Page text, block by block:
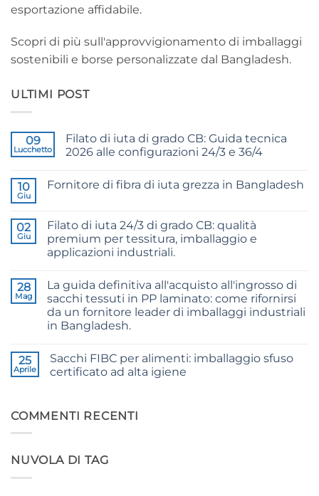
esportazione affidabile.
Scopri di più sull'approvvigionamento di imballaggi
sostenibili e borse personalizzate dal Bangladesh.
ULTIMI POST
09
Lucchetto
Filato di iuta di grado CB: Guida tecnica
2026 alle configurazioni 24/3 e 36/4
su
Yarn:
The
Technical
2026
Guide
and
36/4
Configurations
10
Giu
Fornitore di fibra di iuta grezza in Bangladesh
Raw
Jute
Fibre
Supplier
02
Giu
Filato di iuta 24/3 di grado CB: qualità
premium per tessitura, imballaggio e
applicazioni industriali.
24/3
CB
Grade
Jute
Yarn:
for
Weaving,
Packaging
28
Mag
La guida definitiva all'acquisto all'ingrosso di
sacchi tessuti in PP laminato: come rifornirsi
da un fornitore leader di imballaggi industriali
in Bangladesh.
su
The
Ultimate
PP
Woven
from
25
Aprile
Sacchi FIBC per alimenti: imballaggio sfuso
certificato ad alta igiene
Food
Grade
High-
COMMENTI RECENTI
NUVOLA DI TAG